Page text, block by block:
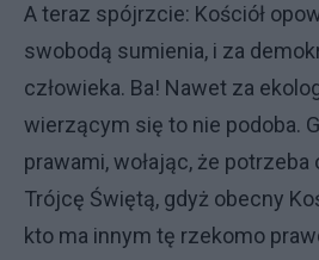
A teraz spójrzcie: Kościół
swobodą sumienia, i za
człowieka. Ba! Nawet za
wierzącym się to nie podoba.
prawami, wołając, że
Trójcę Świętą, gdyż obecny
kto ma innym tę rzekomo